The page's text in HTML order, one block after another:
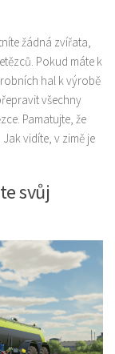
žádná zvířata,
Pokud máte k
hal k výrobě
všechny
Pamatujte, že
vidíte, v zimě je
svůj